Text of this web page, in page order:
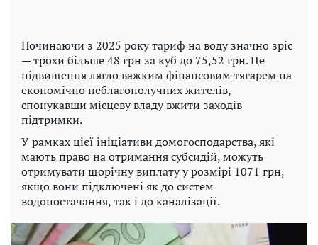
Починаючи з 2025 року тариф на воду значно зріс
— трохи більше 48 грн за куб до 75,52 грн. Це
підвищення лягло важким фінансовим тягарем на
економічно неблагополучних жителів,
спонукавши місцеву владу вжити заходів
підтримки.
У рамках цієї ініціативи домогосподарства, які
мають право на отримання субсидій, можуть
отримувати щорічну виплату у розмірі 1071 грн,
якщо вони підключені як до систем
водопостачання, так і до каналізації.